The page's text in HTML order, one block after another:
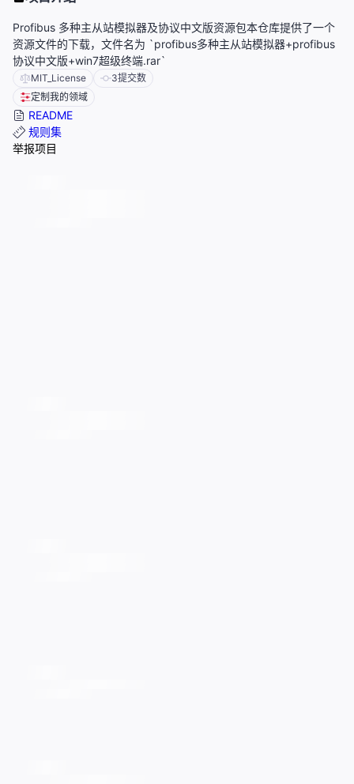
Profibus 多种主从站模拟器及协议中文版资源包本仓库提供了一个
资源文件的下载，文件名为 `profibus多种主从站模拟器+profibus
协议中文版+win7超级终端.rar`
MIT_License 3提交数
定制我的领域
README
规则集
举报项目